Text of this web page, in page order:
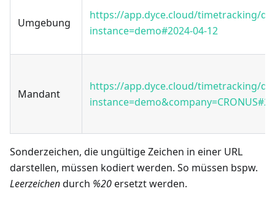
Umgebung
https://app.dyce.cloud/timetracking/
instance=demo#2024-04-12
Mandant
https://app.dyce.cloud/timetracking/
Sonderzeichen, die ungültige Zeichen in einer URL
darstellen, müssen kodiert werden. So müssen bspw.
Leerzeichendurch %20ersetzt werden.